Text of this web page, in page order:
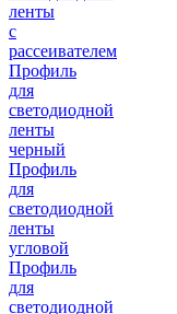
ленты
с
рассеивателем
Профиль
для
светодиодной
ленты
черный
Профиль
для
светодиодной
ленты
угловой
Профиль
для
светодиодной